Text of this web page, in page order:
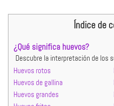
Índice de
¿Qué significa huevos?
Descubre la interpretación de los
Huevos rotos
Huevos de gallina
Huevos grandes